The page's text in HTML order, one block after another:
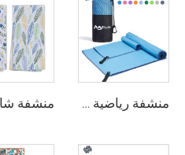
منشفة رياضية مصنوعة من الألياف الدقيقة